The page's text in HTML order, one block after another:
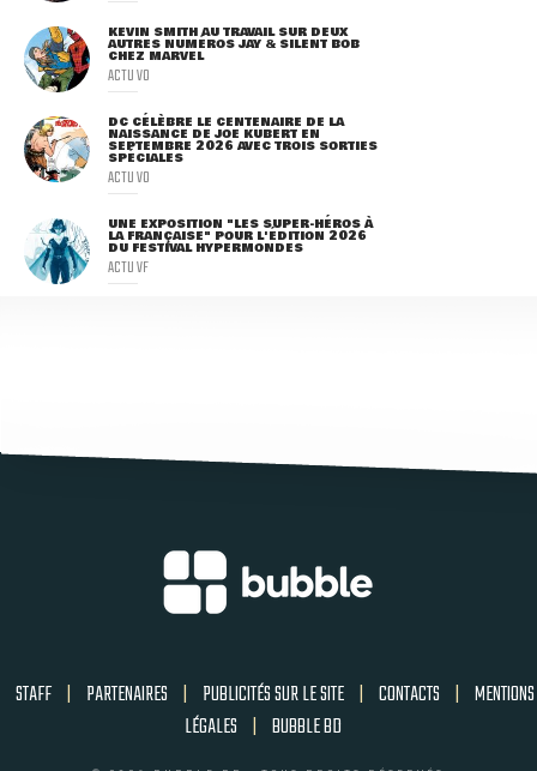
KEVIN SMITH AU TRAVAIL SUR DEUX
AUTRES NUMÉROS JAY & SILENT BOB
CHEZ MARVEL
ACTU VO
DC CÉLÈBRE LE CENTENAIRE DE LA
NAISSANCE DE JOE KUBERT EN
SEPTEMBRE 2026 AVEC TROIS SORTIES
SPÉCIALES
ACTU VO
UNE EXPOSITION "LES SUPER-HÉROS À
LA FRANÇAISE" POUR L'ÉDITION 2026
DU FESTIVAL HYPERMONDES
ACTU VF
STAFF | PARTENAIRES | PUBLICITÉS SUR LE SITE | CONTACTS | MENTIONS
LÉGALES | BUBBLE BD